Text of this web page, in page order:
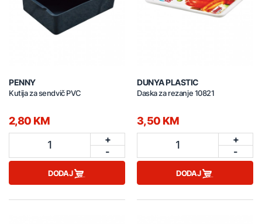
PENNY
Kutija za sendvič PVC
2,80 KM
1
+
-
DODAJ
DUNYA PLASTIC
Daska za rezanje 10821
3,50 KM
1
+
-
DODAJ